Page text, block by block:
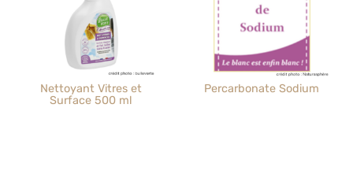
Nettoyant Vitres et
Surface 500 ml
Percarbonate Sodium